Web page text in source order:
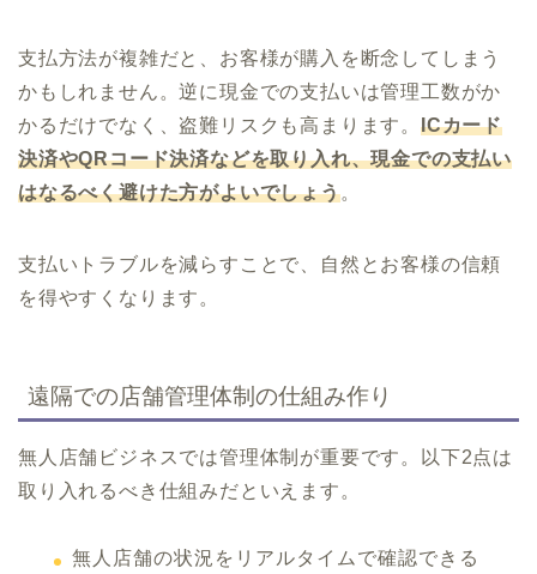
支払方法が複雑だと、お客様が購入を断念してしまう
かもしれません。逆に現金での支払いは管理工数がか
かるだけでなく、盗難リスクも高まります。 ICカード
決済やQRコード決済などを取り入れ、現金での支払い
はなるべく避けた方がよいでしょう。
支払いトラブルを減らすことで、自然とお客様の信頼
を得やすくなります。
遠隔での店舗管理体制の仕組み作り
無人店舗ビジネスでは管理体制が重要です。以下2点は
取り入れるべき仕組みだといえます。
無人店舗の状況をリアルタイムで確認できる